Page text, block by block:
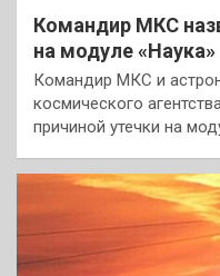
Командир МКС
на модуле «Наука»
Командир МКС и
космического
причиной утечки на